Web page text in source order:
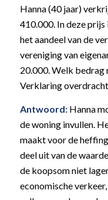
Hanna (40 jaar)
410.000. In deze prijs
het aandeel van de
vereniging van
20.000. Welk bedrag
Verklaring
Antwoord:Hanna
de woning invullen.
maakt voor de
deel uit van de
de koopsom niet
economische